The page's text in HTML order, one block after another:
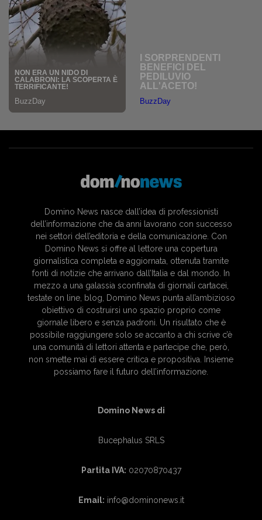
Domino News nasce dall’idea di professionisti
dell’informazione che da anni lavorano con successo
nei settori dell’editoria e della comunicazione. Con
Domino News si offre al lettore una copertura
giornalistica completa e aggiornata, ottenuta tramite
fonti di notizie che arrivano dall’Italia e dal mondo. In
mezzo a una galassia sconfinata di giornali cartacei,
testate on line, blog, Domino News punta all’ambizioso
obiettivo di costruirsi uno spazio proprio come
giornale libero e senza padroni. Un risultato che è
possibile raggiungere solo se accanto a chi scrive c’è
una comunità di lettori attenta e partecipe che, però,
non smette mai di essere critica e propositiva. Insieme
possiamo fare il futuro dell’informazione.
Domino News di
Bucephalus SRLS
Partita IVA: 02070870437
Email: info@dominonews.it